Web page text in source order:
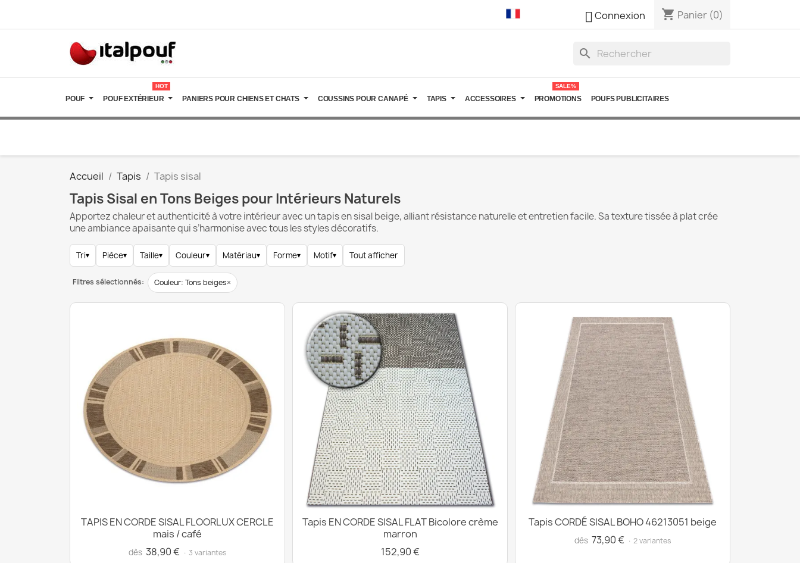
Connexion shopping_cart Panier (0)
search
POUF POUF EXTÉRIEUR
HOT
PANIERS POUR CHIENS ET CHATS COUSSINS POUR CANAPÉ TAPIS ACCESSOIRES PROMOTIONS
SALE%
POUFS PUBLICITAIRES
Accueil Tapis Tapis sisal
Tapis Sisal en Tons Beiges pour Intérieurs Naturels
Apportez chaleur et authenticité à votre intérieur avec un tapis en sisal beige, alliant résistance naturelle et entretien facile. Sa texture tissée à plat crée
une ambiance apaisante qui s’harmonise avec tous les styles décoratifs.
Tri▾ Pièce▾ Taille▾ Couleur▾ Matériau▾ Forme▾ Motif▾ Tout afficher
Filtres sélectionnés: Couleur: Tons beiges×
TAPIS EN CORDE SISAL FLOORLUX CERCLE
mais / café
dès 38,90 € · 3 variantes
Tapis EN CORDE SISAL FLAT Bicolore crème
marron
152,90 €
Tapis CORDÉ SISAL BOHO 46213051 beige
dès 73,90 € · 2 variantes